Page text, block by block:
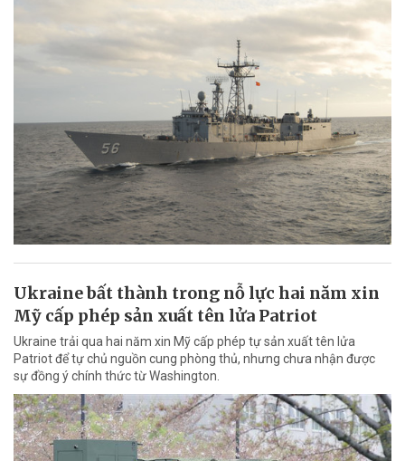
Ukraine bất thành trong nỗ lực hai năm xin
Mỹ cấp phép sản xuất tên lửa Patriot
Ukraine trải qua hai năm xin Mỹ cấp phép tự sản xuất tên lửa
Patriot để tự chủ nguồn cung phòng thủ, nhưng chưa nhận được
sự đồng ý chính thức từ Washington.